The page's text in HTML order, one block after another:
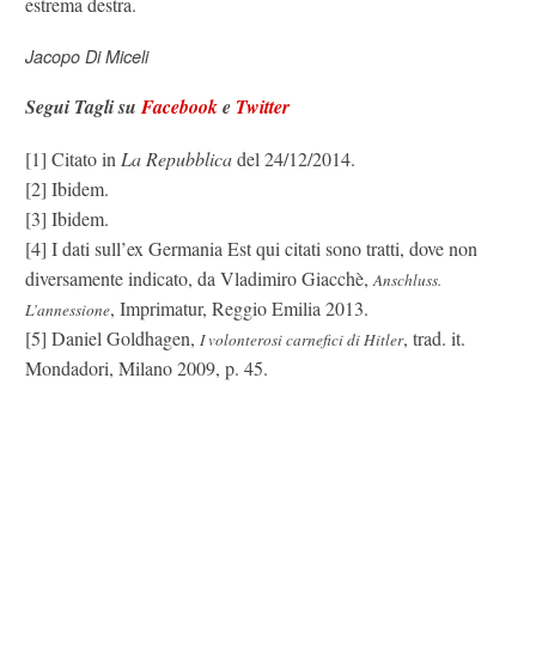
Jacopo Di Miceli
Segui Tagli suFacebooke Twitter
[1] Citato in La Repubblicadel 24/12/2014.
[2] Ibidem.
[3] Ibidem.
[4] I dati sull’ex Germania Est qui citati sono tratti, dove non
diversamente indicato, da Vladimiro Giacchè, Anschluss.
L’annessione, Imprimatur, Reggio Emilia 2013.
[5] Daniel Goldhagen, I volonterosi carnefici di Hitler, trad. it.
Mondadori, Milano 2009, p. 45.